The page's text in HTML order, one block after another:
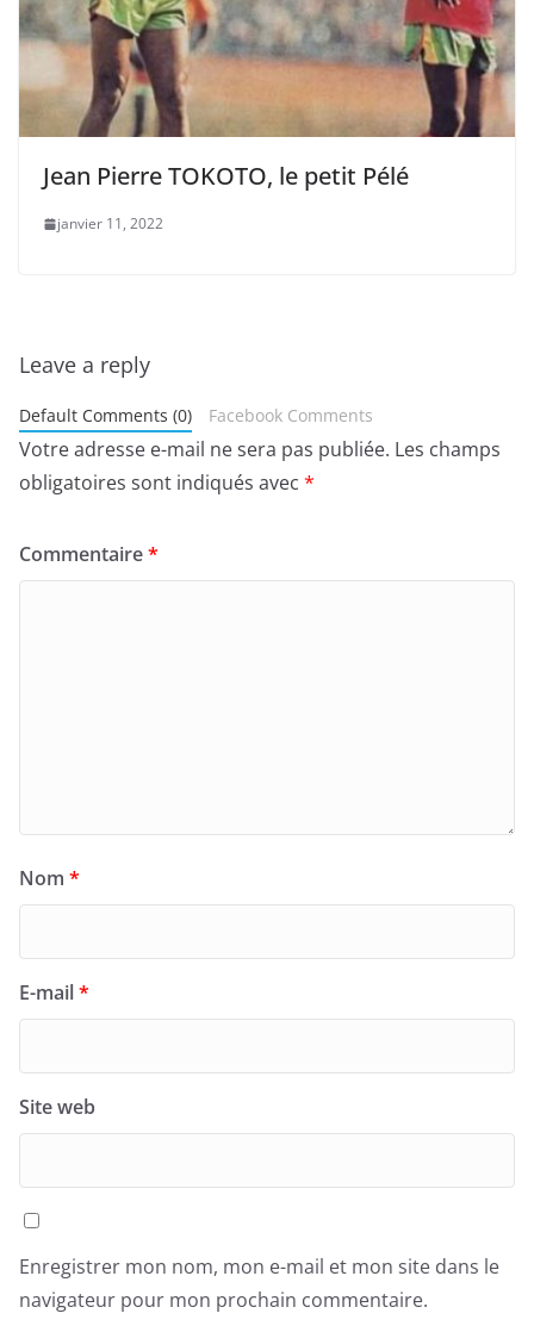
Jean Pierre TOKOTO, le petit Pélé
janvier 11, 2022
Leave a reply
Default Comments (0) Facebook Comments
Votre adresse e-mail ne sera pas publiée. Les champs
obligatoires sont indiqués avec *
Commentaire*
Nom *
E-mail*
Site web
Enregistrer mon nom, mon e-mail et mon site dans le
navigateur pour mon prochain commentaire.